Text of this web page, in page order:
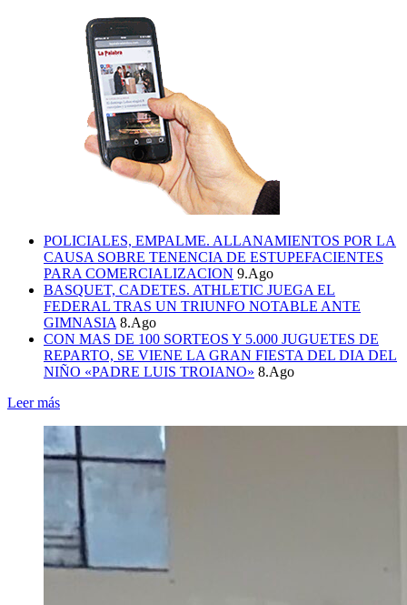
POLICIALES, EMPALME. ALLANAMIENTOS POR LA
CAUSA SOBRE TENENCIA DE ESTUPEFACIENTES
PARA COMERCIALIZACION 9.Ago
BASQUET, CADETES. ATHLETIC JUEGA EL
FEDERAL TRAS UN TRIUNFO NOTABLE ANTE
GIMNASIA 8.Ago
CON MAS DE 100 SORTEOS Y 5.000 JUGUETES DE
REPARTO, SE VIENE LA GRAN FIESTA DEL DIA DEL
NIÑO «PADRE LUIS TROIANO» 8.Ago
Leer más